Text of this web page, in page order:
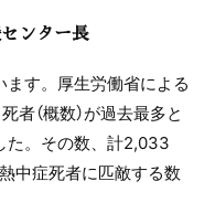
ンター長
す。厚生労働省による
（概数）が過去最多と
た。その数、計2,033
中症死者に匹敵する数